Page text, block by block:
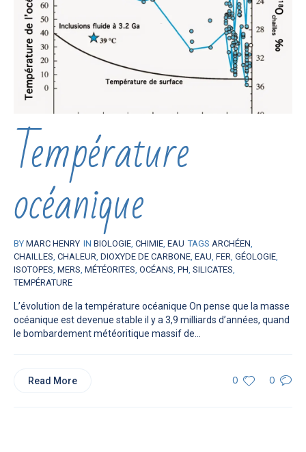
Température
océanique
BY MARC HENRY IN BIOLOGIE, CHIMIE, EAU TAGS ARCHÉEN,
CHAILLES, CHALEUR, DIOXYDE DE CARBONE, EAU, FER, GÉOLOGIE,
ISOTOPES, MERS, MÉTÉORITES, OCÉANS, PH, SILICATES,
TEMPÉRATURE
L’évolution de la température océanique On pense que la masse
océanique est devenue stable il y a 3,9 milliards d’années, quand
le bombardement météoritique massif de...
0 0
Read More